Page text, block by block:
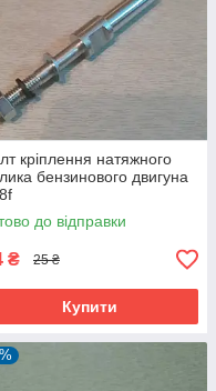
кріплення натяжного
бензинового двигуна
до відправки
₴ 25 ₴
Купити